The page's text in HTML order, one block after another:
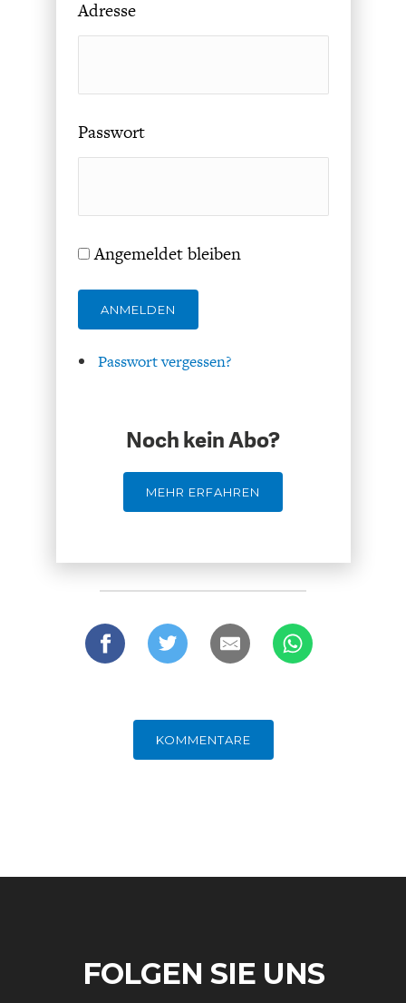
UNGLEICHHEIT UND
MACHT
FACHKRÄFTEMANGEL
EUROPA
FINANZMÄRKTE
Adresse
Passwort
Angemeldet bleiben
ANMELDEN
Passwort vergessen?
Noch kein Abo?
MEHR ERFAHREN
KOMMENTARE
FOLGEN SIE UNS